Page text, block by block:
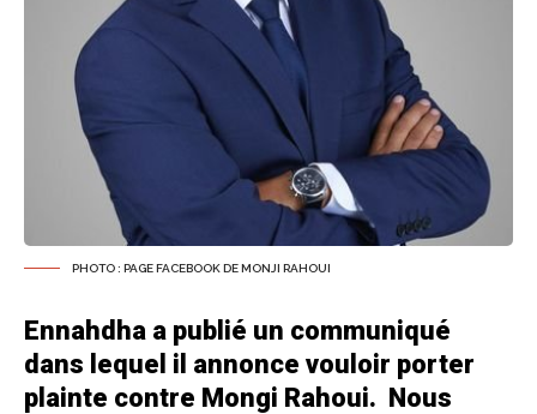
PHOTO : PAGE FACEBOOK DE MONJI RAHOUI
Ennahdha a publié un communiqué
dans lequel il annonce vouloir porter
plainte contre Mongi Rahoui. Nous